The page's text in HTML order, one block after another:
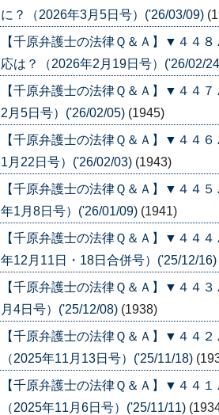
に？（2026年3月5日号）('26/03/09)
【千原弁護士の法律Ｑ＆Ａ】▼４４
応は？（2026年2月19日号）('26/02/
【千原弁護士の法律Ｑ＆Ａ】▼４４
2月5日号）('26/02/05) (1945)
【千原弁護士の法律Ｑ＆Ａ】▼４４
1月22日号）('26/02/03) (1943)
【千原弁護士の法律Ｑ＆Ａ】▼４４
年1月8日号）('26/01/09) (1941)
【千原弁護士の法律Ｑ＆Ａ】▼４４
年12月11日・18日合併号）('25/12/16)
【千原弁護士の法律Ｑ＆Ａ】▼４４
月4日号）('25/12/08) (1938)
【千原弁護士の法律Ｑ＆Ａ】▼４４
（2025年11月13日号）('25/11/18)
【千原弁護士の法律Ｑ＆Ａ】▼４４
（2025年11月6日号）('25/11/11)